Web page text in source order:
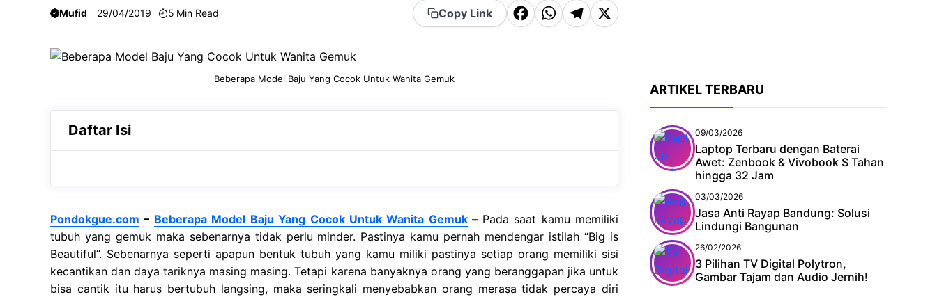
Mufid 29/04/2019 5 Min Read Copy Link
F
a
b
o
W
h
s
p
T
el
r
m
X
Beberapa Model Baju Yang Cocok Untuk Wanita Gemuk
Daftar Isi
Pondokgue.com – Beberapa Model Baju Yang Cocok Untuk Wanita Gemuk– Pada saat kamu memiliki
tubuh yang gemuk maka sebenarnya tidak perlu minder. Pastinya kamu pernah mendengar istilah “Big is
Beautiful”. Sebenarnya seperti apapun bentuk tubuh yang kamu miliki pastinya setiap orang memiliki sisi
kecantikan dan daya tariknya masing masing. Tetapi karena banyaknya orang yang beranggapan jika untuk
bisa cantik itu harus bertubuh langsing, maka seringkali menyebabkan orang merasa tidak percaya diri
ARTIKEL TERBARU
09/03/2026
Laptop Terbaru dengan Baterai
Awet: Zenbook & Vivobook S Tahan
hingga 32 Jam
03/03/2026
Jasa Anti Rayap Bandung: Solusi
Lindungi Bangunan
26/02/2026
3 Pilihan TV Digital Polytron,
Gambar Tajam dan Audio Jernih!